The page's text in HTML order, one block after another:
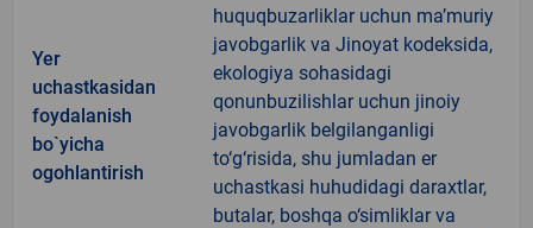
Yer
uchastkasidan
foydalanish
bo`yicha
ogohlantirish
huquqbuzarliklar uchun ma’muriy
javobgarlik va Jinoyat kodeksida,
ekologiya sohasidagi
qonunbuzilishlar uchun jinoiy
javobgarlik belgilanganligi
to‘g‘risida, shu jumladan er
uchastkasi huhudidagi daraxtlar,
butalar, boshqa o‘simliklar va